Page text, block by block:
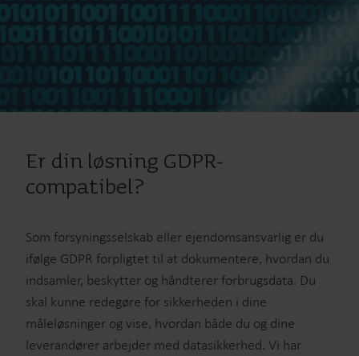
Er din løsning GDPR-
compatibel?
Som forsyningsselskab eller ejendomsansvarlig er du
ifølge GDPR forpligtet til at dokumentere, hvordan du
indsamler, beskytter og håndterer forbrugsdata. Du
skal kunne redegøre for sikkerheden i dine
måleløsninger og vise, hvordan både du og dine
leverandører arbejder med datasikkerhed. Vi har